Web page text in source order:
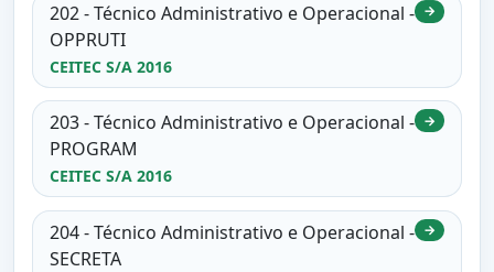
202 - Técnico Administrativo e Operacional -
OPPRUTI
CEITEC S/A 2016
→
203 - Técnico Administrativo e Operacional -
PROGRAM
CEITEC S/A 2016
→
204 - Técnico Administrativo e Operacional -
SECRETA
→